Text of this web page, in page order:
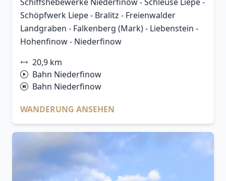
Schöpfwerk Liepe - Bralitz - Freienwalder
Landgraben - Falkenberg (Mark) - Liebenstein -
Hohenfinow - Niederfinow
20,9 km
Bahn Niederfinow
Bahn Niederfinow
WANDERUNG ANSEHEN